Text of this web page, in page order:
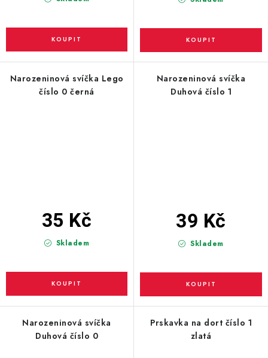
Narozeninová svíčka Lego
číslo 0 černá
Skladem
35 Kč
Narozeninová svíčka
Duhová číslo 1
Skladem
39 Kč
Narozeninová svíčka
Duhová číslo 0
Prskavka na dort číslo 1
zlatá